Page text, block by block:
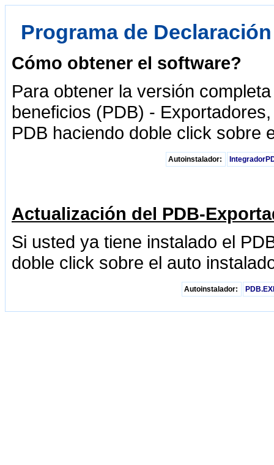
Programa de
Cómo obtener el software?
Para obtener la versión
beneficios (PDB) -
PDB haciendo doble click sobre
Autoinstalador:
Actualización del PDB-
Si usted ya tiene instalado el
doble click sobre el auto
Autoinstalador: